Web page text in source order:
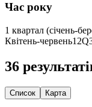
Час року
1 квартал (січень-
Квітень-червень12
36
Список Карта